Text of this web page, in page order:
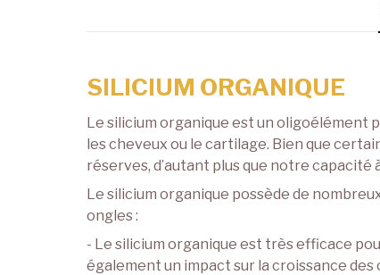
SILICIUM ORGANIQUE
Le silicium organique est un oligoélément
les cheveux ou le cartilage. Bien que
réserves, d’autant plus que notre capacité
Le silicium organique possède de
ongles :
- Le silicium organique est très efficace
également un impact sur la croissance